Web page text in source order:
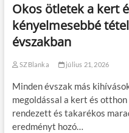
Okos ötletek a kert
kényelmesebbé
évszakban
SZBlanka július 21, 2026
Minden évszak más
megoldással a kert és
rendezett és takarékos
eredményt hozó…